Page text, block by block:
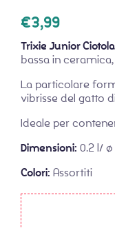
€3,99
Trixie Junior
bassa in
La particolare
vibrisse del gatto
Ideale per
Dimensioni: 0.2 l/
Colori: Assortiti